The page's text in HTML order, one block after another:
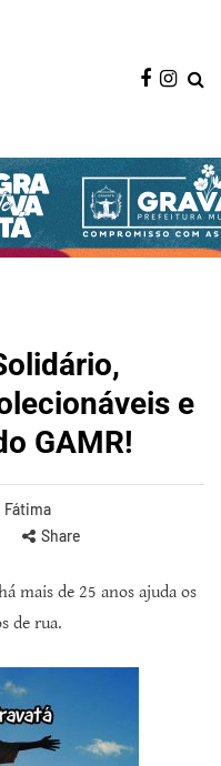
e
GAMR!
Fátima
Share
mais de 25 anos ajuda os
de rua.